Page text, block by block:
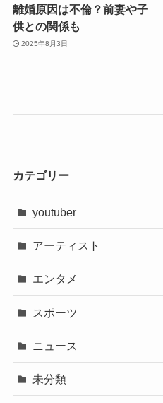
離婚原因は不倫？前妻や子
供との関係も
2025年8月3日
カテゴリー
youtuber
アーティスト
エンタメ
スポーツ
ニュース
未分類